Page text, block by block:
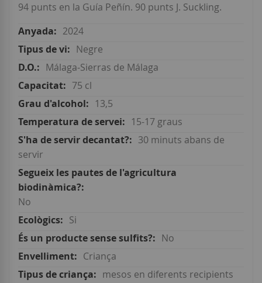
94 punts en la Guía Peñín. 90 punts J. Suckling.
2024
Negre
Málaga-Sierras de Málaga
75 cl
13,5
15-17 graus
30 minuts abans de
servir
No
Si
No
Criança
mesos en diferents recipients